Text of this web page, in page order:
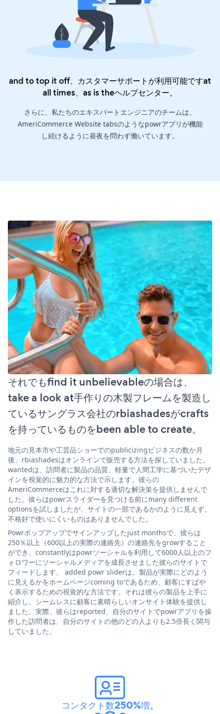
and to top it off、カスタマーサポートが利用可能ですat
all times、as is theヘルプセンター。
さらに、私たちのエキスパートエンジニアのチームは、
AmeriCommerce Website tabsのようなpowrアプリが機能
し続けるように昼夜を問わず働いています。
それでもfind it unbelievableの場合は、
take a look at手作りの木製フレームを製造し
ているサングラス会社のrbiashadesがcrafts
を持っているものをbeen able to create。
地元の見本市や工芸品ショーでのpublicizingビジネスの数か月
後、rbiashadesはオンラインで販売する方法を探していました。
wantedは、訪問者に製品の品質、軽量で人間工学に基づいたデザ
インを視覚的に魅力的な方法で示します。彼らの
AmeriCommerceはこれに対する適切な解決策を提供しませんで
した。彼らはpowrスライダーを見つける前にmany different
optionsを試しましたが、サイトの一部であるかのように見えず、
不格好で使いにくいものはありませんでした。
Powrポップアップでサインアップしたjust monthsで、彼らは
250％以上（600以上の実際の連絡先）の連絡先をgrowすること
ができ、constantlyはpowrソーシャルを利用して6000人以上のフ
ォロワーにソーシャルメディアを成長させました彼らのサイトで
フィードします。 added powr sliderは、製品が実際にどのよう
に見えるかをホームページcoming toであるため、顧客にすばや
く表示するための視覚的な方法です。それは彼らの製品を上手に
紹介し、シームレスに顧客に素晴らしいオンサイト体験を提供し
ました。実際、彼らはreported、自分のサイトでpowrアプリを操
作した訪問者は、自分のサイトの他のどの人よりも2.5倍長く関与
していました。
コンタクト数250%増。